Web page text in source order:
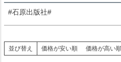
#石原出版社#
並び替え 価格が安い順 価格が高い